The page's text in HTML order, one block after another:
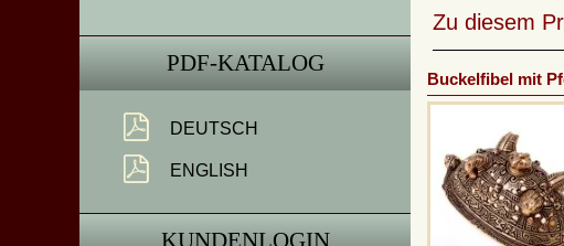
PDF-KATALOG
DEUTSCH
ENGLISH
KUNDENLOGIN
Zu diesem
Buckelfibel mit